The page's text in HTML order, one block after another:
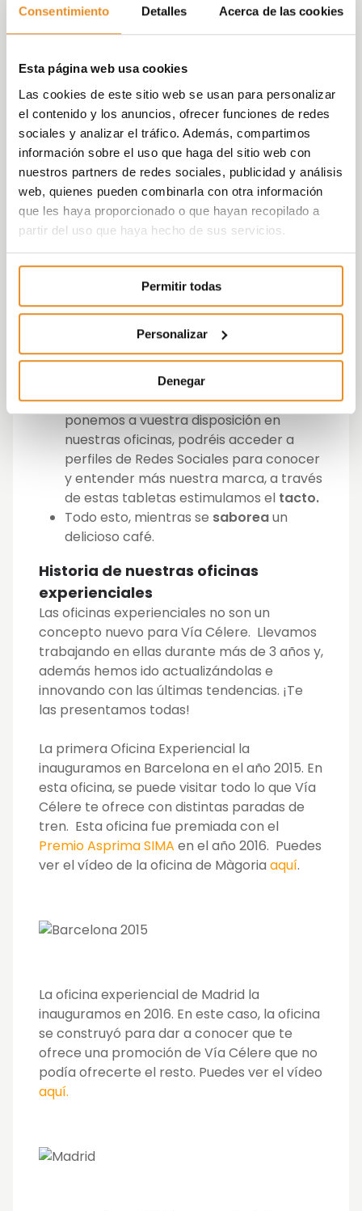
Consentimiento Detalles Acerca de las cookies
Esta página web usa cookies
Las cookies de este sitio web se usan para personalizar
el contenido y los anuncios, ofrecer funciones de redes
sociales y analizar el tráfico. Además, compartimos
información sobre el uso que haga del sitio web con
nuestros partners de redes sociales, publicidad y análisis
web, quienes pueden combinarla con otra información
que les haya proporcionado o que hayan recopilado a
partir del uso que haya hecho de sus servicios.
Permitir todas
Personalizar
Denegar
Y todo esto, viviendo una experiencia sin
igual utilizando los 5 sentidos para que la
A través delolfato , creamos emociones
en nuestros clientes. El olor puede influir
en el ánimo y en el comportamiento de
quien visita nuestras oficinas de venta.
Con la música estimulamos suoído. Es
bien sabido que una buena canción
puede generar una situación de
bienestar, relax y tranquilidad. Por eso
para que nuestros visitantes, se sientan
como en su casa.
El cliente podrávisualizar, en nuestros
los espacios y distribución de las
viviendas. Podrá hacerse una idea de
cómo será su hogar.
A través de los distintos dispositivos que
ponemos a vuestra disposición en
nuestras oficinas, podréis acceder a
perfiles de Redes Sociales para conocer
y entender más nuestra marca, a través
de estas tabletas estimulamos el tacto.
Todo esto, mientras se saboreaun
delicioso café.
Historia de nuestras oficinas
experienciales
Las oficinas experienciales no son un
concepto nuevo para Vía Célere. Llevamos
trabajando en ellas durante más de 3 años y,
además hemos ido actualizándolas e
innovando con las últimas tendencias. ¡Te
las presentamos todas!
La primera Oficina Experiencial la
inauguramos en Barcelona en el año 2015. En
esta oficina, se puede visitar todo lo que Vía
Célere te ofrece con distintas paradas de
tren. Esta oficina fue premiada con el
Premio Asprima SIMA en el año 2016. Puedes
ver el vídeo de la oficina de Màgoria aquí.
La oficina experiencial de Madrid la
inauguramos en 2016. En este caso, la oficina
se construyó para dar a conocer que te
ofrece una promoción de Vía Célere que no
podía ofrecerte el resto. Puedes ver el vídeo
aquí.